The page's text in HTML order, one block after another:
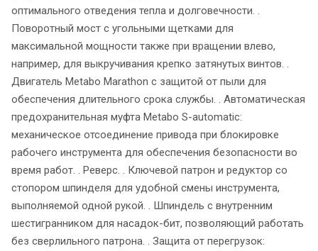
оптимального отведения тепла и долговечности. .
Поворотный мост с угольными щетками для
максимальной мощности также при вращении влево,
например, для выкручивания крепко затянутых винтов. .
Двигатель Metabo Marathon с защитой от пыли для
обеспечения длительного срока службы. . Автоматическая
предохранительная муфта Metabo S-automatic:
механическое отсоединение привода при блокировке
рабочего инструмента для обеспечения безопасности во
время работ. . Реверс. . Ключевой патрон и редуктор со
стопором шпинделя для удобной смены инструмента,
выполняемой одной рукой. . Шпиндель с внутренним
шестигранником для насадок-бит, позволяющий работать
без сверлильного патрона. . Защита от перегрузок: